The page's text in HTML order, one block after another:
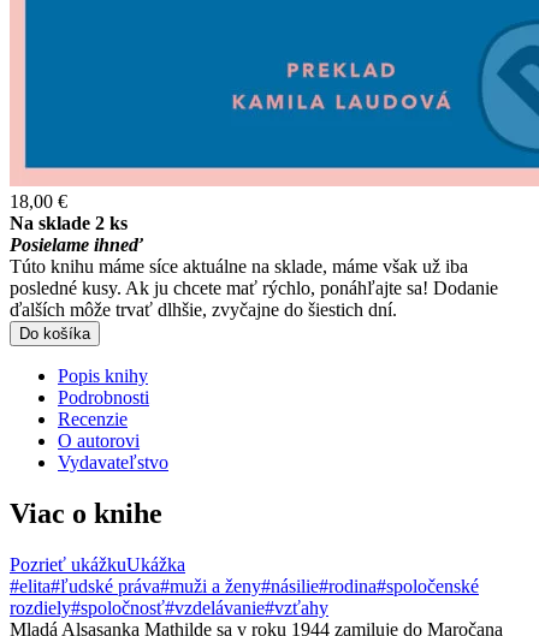
18,00 €
Na sklade 2 ks
Posielame ihneď
Túto knihu máme síce aktuálne na sklade, máme však už iba
posledné kusy. Ak ju chcete mať rýchlo, ponáhľajte sa! Dodanie
ďalších môže trvať dlhšie, zvyčajne do šiestich dní.
Do košíka
Popis knihy
Podrobnosti
Recenzie
O autorovi
Vydavateľstvo
Viac o knihe
Pozrieť ukážkuUkážka
#elita#ľudské práva#muži a ženy#násilie#rodina#spoločenské
rozdiely#spoločnosť#vzdelávanie#vzťahy
Mladá Alsasanka Mathilde sa v roku 1944 zamiluje do Maročana